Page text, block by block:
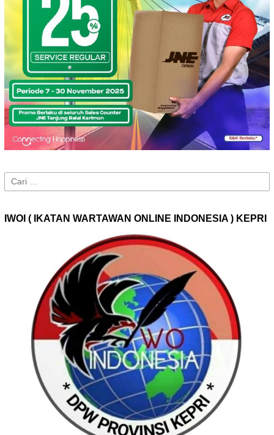
Cari
untuk:
IWOI ( IKATAN WARTAWAN ONLINE INDONESIA ) KEPRI